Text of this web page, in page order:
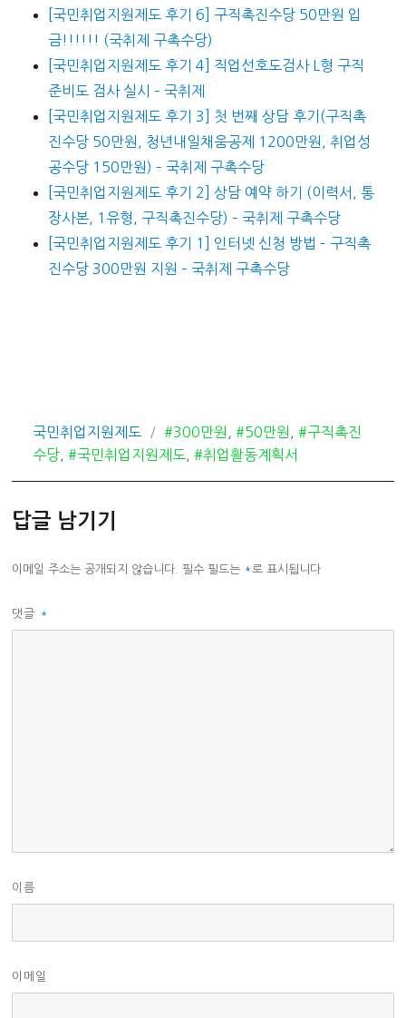
[국민취업지원제도 후기 6] 구직촉진수당 50만원 입
금!!!!!! (국취제 구촉수당)
[국민취업지원제도 후기 4] 직업선호도검사 L형 구직
준비도 검사 실시 – 국취제
[국민취업지원제도 후기 3] 첫 번째 상담 후기(구직촉
진수당 50만원, 청년내일채움공제 1200만원, 취업성
공수당 150만원) – 국취제 구촉수당
[국민취업지원제도 후기 2] 상담 예약 하기 (이력서, 통
장사본, 1유형, 구직촉진수당) – 국취제 구촉수당
[국민취업지원제도 후기 1] 인터넷 신청 방법 – 구직촉
진수당 300만원 지원 – 국취제 구촉수당
카
테
국민취업지원제도
태
그
#300만원 #50만원
#구직촉진
수당 ,#국민취업지원제도 ,#취업활동계획서
답글 남기기
이메일 주소는 공개되지 않습니다. 필수 필드는 *로 표시됩니다
댓글 *
이름
이메일